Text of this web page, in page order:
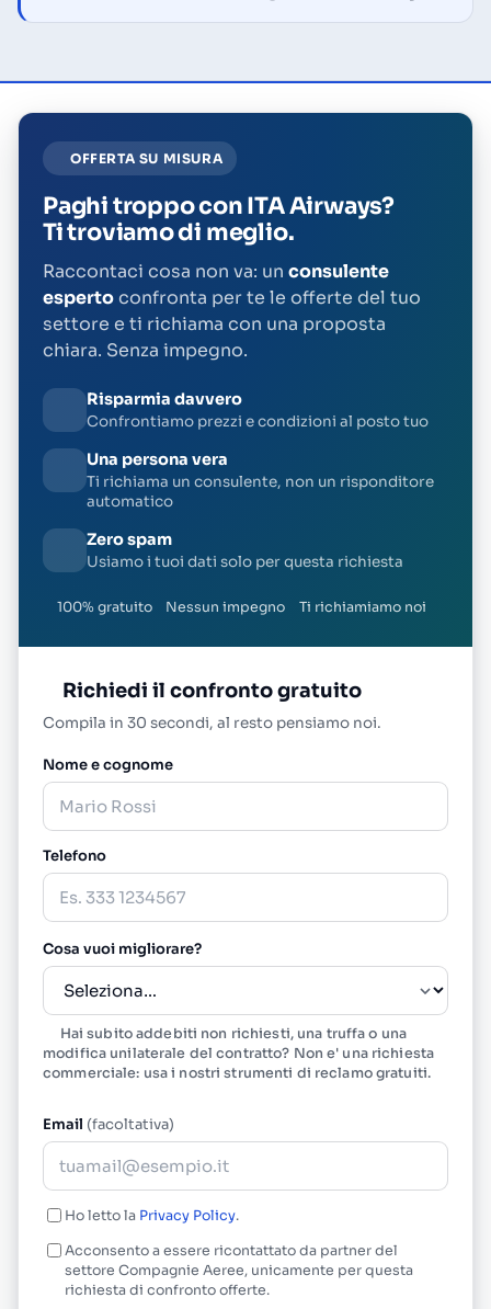
OFFERTA SU MISURA
Paghi troppo con ITA Airways?
Ti troviamo di meglio.
Raccontaci cosa non va: un consulente
espertoconfronta per te le offerte del tuo
settore e ti richiama con una proposta
chiara. Senza impegno.
Risparmia davvero
Confrontiamo prezzi e condizioni al posto tuo
Una persona vera
Ti richiama un consulente, non un risponditore
automatico
Zero spam
Usiamo i tuoi dati solo per questa richiesta
100% gratuito Nessun impegno Ti richiamiamo noi
Richiedi il confronto gratuito
Compila in 30 secondi, al resto pensiamo noi.
Nome e cognome
Telefono
Cosa vuoi migliorare?
Hai subito addebiti non richiesti, una truffa o una
modifica unilaterale del contratto? Non e' una richiesta
commerciale: usa i nostristrumenti di reclamo gratuiti.
Email (facoltativa)
Ho letto la Privacy Policy.
Acconsento a essere ricontattato da partner del
settore Compagnie Aeree, unicamente per questa
richiesta di confronto offerte.